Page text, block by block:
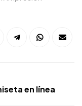
en línea